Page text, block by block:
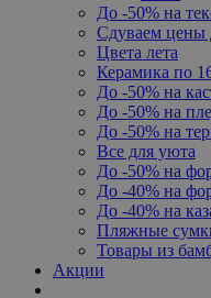
До -50% на
Сдуваем цены
Цвета лета
Керамика по
До -50% на
До -50% на
До -50% на
Все для уюта
До -50% на
До -40% на
До -40% на
Пляжные
Товары из
Акции